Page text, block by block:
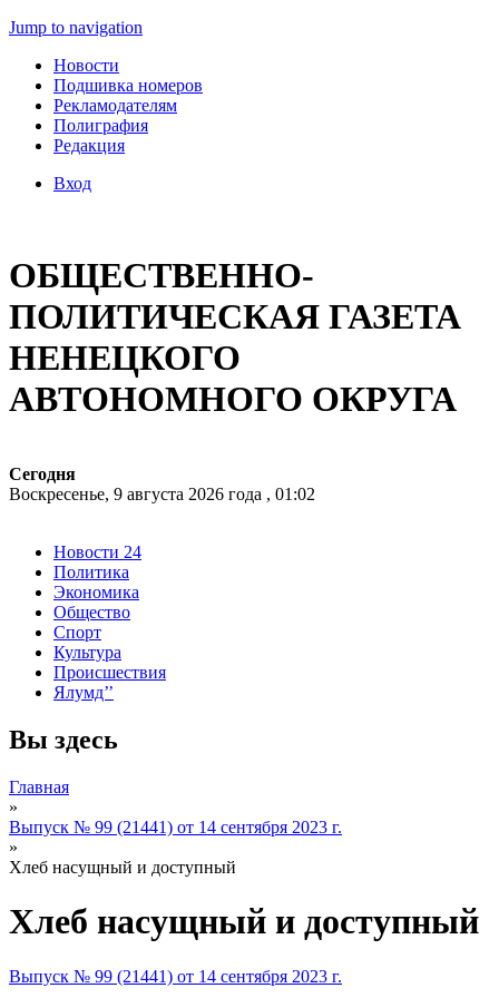
Jump to navigation
Новости
Подшивка номеров
Рекламодателям
Полиграфия
Редакция
Вход
ОБЩЕСТВЕННО-
ПОЛИТИЧЕСКАЯ ГАЗЕТА
НЕНЕЦКОГО
АВТОНОМНОГО ОКРУГА
Сегодня
Воскресенье, 9 августа 2026 года , 01:02
Новости 24
Политика
Экономика
Общество
Спорт
Культура
Происшествия
Ялумд’’
Вы здесь
Главная
»
Выпуск № 99 (21441) от 14 сентября 2023 г.
»
Хлеб насущный и доступный
Хлеб насущный и доступный
Выпуск № 99 (21441) от 14 сентября 2023 г.